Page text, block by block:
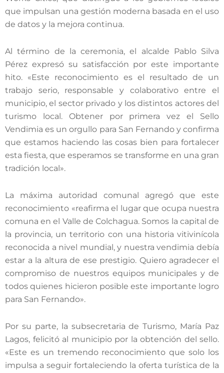
que impulsan una gestión moderna basada en el uso
de datos y la mejora continua.
Al término de la ceremonia, el alcalde Pablo Silva
Pérez expresó su satisfacción por este importante
hito. «Este reconocimiento es el resultado de un
trabajo serio, responsable y colaborativo entre el
municipio, el sector privado y los distintos actores del
turismo local. Obtener por primera vez el Sello
Vendimia es un orgullo para San Fernando y confirma
que estamos haciendo las cosas bien para fortalecer
esta fiesta, que esperamos se transforme en una gran
tradición local».
La máxima autoridad comunal agregó que este
reconocimiento «reafirma el lugar que ocupa nuestra
comuna en el Valle de Colchagua. Somos la capital de
la provincia, un territorio con una historia vitivinícola
reconocida a nivel mundial, y nuestra vendimia debía
estar a la altura de ese prestigio. Quiero agradecer el
compromiso de nuestros equipos municipales y de
todos quienes hicieron posible este importante logro
para San Fernando».
Por su parte, la subsecretaria de Turismo, María Paz
Lagos, felicitó al municipio por la obtención del sello.
«Este es un tremendo reconocimiento que solo los
impulsa a seguir fortaleciendo la oferta turística de la